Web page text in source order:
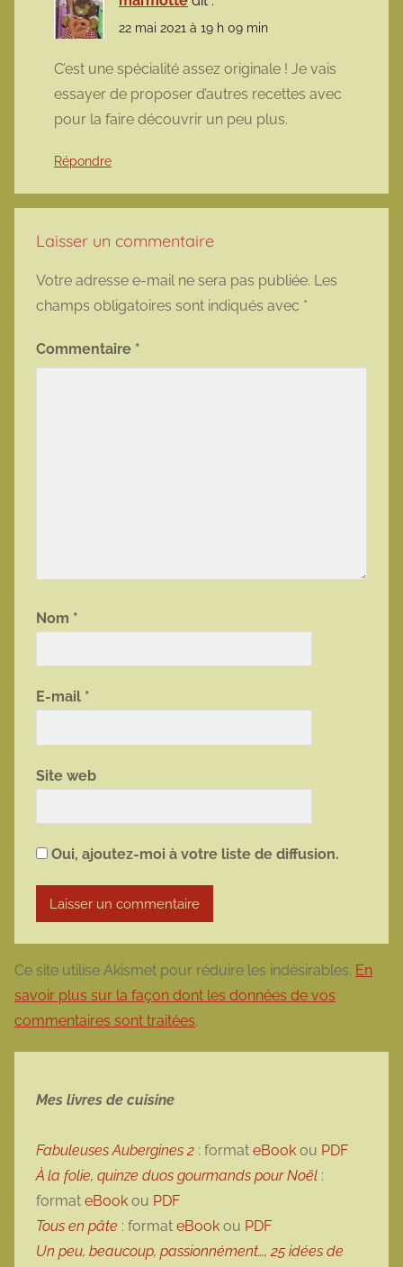
22 mai 2021 à 19 h 09 min
C’est une spécialité assez originale ! Je vais
essayer de proposer d’autres recettes avec
pour la faire découvrir un peu plus.
Répondre
Laisser un commentaire
Votre adresse e-mail ne sera pas publiée. Les
champs obligatoires sont indiqués avec *
Commentaire *
Nom *
E-mail *
Site web
Oui, ajoutez-moi à votre liste de diffusion.
Ce site utilise Akismet pour réduire les indésirables. En
savoir plus sur la façon dont les données de vos
commentaires sont traitées.
Mes livres de cuisine
Fabuleuses Aubergines 2 : format eBook ou PDF
À la folie, quinze duos gourmands pour Noël :
format eBook ou PDF
Tous en pâte : format eBook ou PDF
Un peu, beaucoup, passionnément…, 25 idées de